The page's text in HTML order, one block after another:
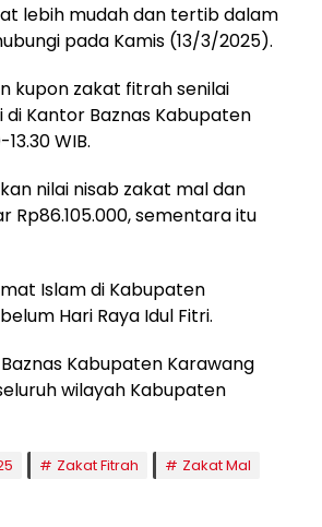
lebih mudah dan tertib dalam
pada Kamis (13/3/2025).
kupon zakat fitrah senilai
Kantor Baznas Kabupaten
WIB.
nilai nisab zakat mal dan
Rp86.105.000, sementara itu
Islam di Kabupaten
Hari Raya Idul Fitri.
Kabupaten Karawang
wilayah Kabupaten
Zakat Fitrah Zakat Mal